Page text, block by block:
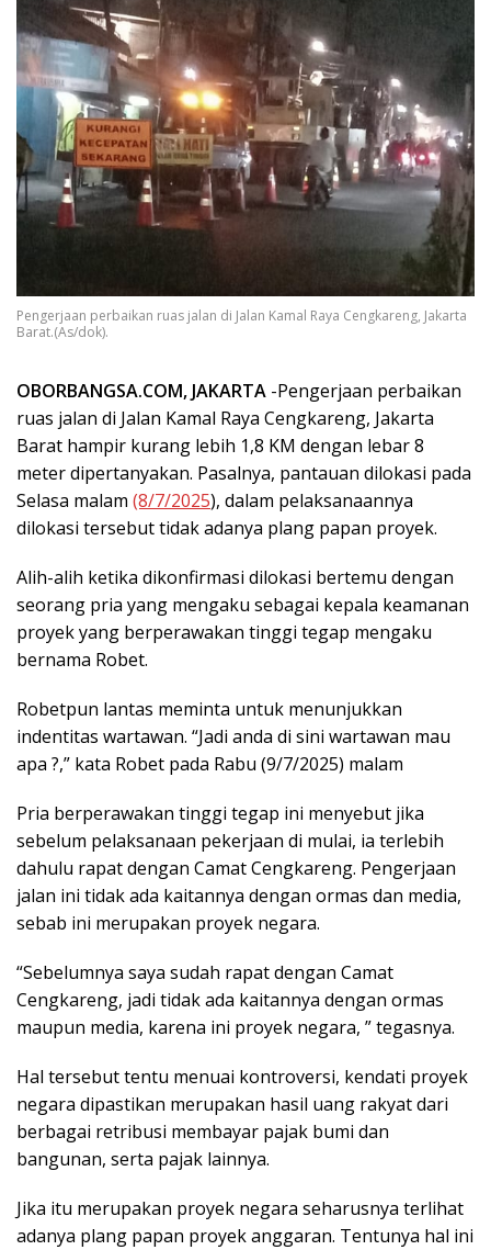
Pengerjaan perbaikan ruas jalan di Jalan Kamal Raya Cengkareng, Jakarta
Barat.(As/dok).
OBORBANGSA.COM, JAKARTA -Pengerjaan perbaikan
ruas jalan di Jalan Kamal Raya Cengkareng, Jakarta
Barat hampir kurang lebih 1,8 KM dengan lebar 8
meter dipertanyakan. Pasalnya, pantauan dilokasi pada
Selasa malam (8/7/2025), dalam pelaksanaannya
dilokasi tersebut tidak adanya plang papan proyek.
Alih-alih ketika dikonfirmasi dilokasi bertemu dengan
seorang pria yang mengaku sebagai kepala keamanan
proyek yang berperawakan tinggi tegap mengaku
bernama Robet.
Robetpun lantas meminta untuk menunjukkan
indentitas wartawan. “Jadi anda di sini wartawan mau
apa ?,” kata Robet pada Rabu (9/7/2025) malam
Pria berperawakan tinggi tegap ini menyebut jika
sebelum pelaksanaan pekerjaan di mulai, ia terlebih
dahulu rapat dengan Camat Cengkareng. Pengerjaan
jalan ini tidak ada kaitannya dengan ormas dan media,
sebab ini merupakan proyek negara.
“Sebelumnya saya sudah rapat dengan Camat
Cengkareng, jadi tidak ada kaitannya dengan ormas
maupun media, karena ini proyek negara, ” tegasnya.
Hal tersebut tentu menuai kontroversi, kendati proyek
negara dipastikan merupakan hasil uang rakyat dari
berbagai retribusi membayar pajak bumi dan
bangunan, serta pajak lainnya.
Jika itu merupakan proyek negara seharusnya terlihat
adanya plang papan proyek anggaran. Tentunya hal ini